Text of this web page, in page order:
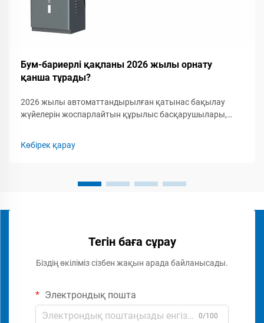
Бум-бариерлі қақпаны 2026 жылы орнату
қанша тұрады?
2026 жылы автоматтандырылған қатынас бақылау
жүйелерін жоспарлайтын құрылыс басқарушылары,
құрылымын түсіну маңызды. Бум-бариерлік қақпаққа...
Көбірек қарау
Тегін баға сұрау
Біздің өкіліміз сізбен жақын арада байланысады.
Электрондық пошта
0/100